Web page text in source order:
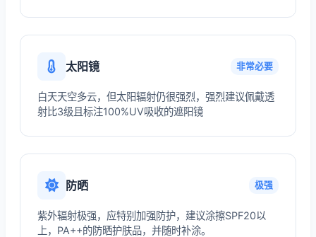
太阳镜 非常必要
白天天空多云，但太阳辐射仍很强烈，强烈建议佩戴透
射比3级且标注100%UV吸收的遮阳镜
防晒 极强
紫外辐射极强，应特别加强防护，建议涂擦SPF20以
上，PA++的防晒护肤品，并随时补涂。